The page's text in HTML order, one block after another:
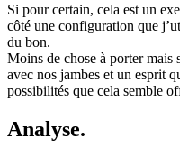
Si pour certain, cela est un
côté une configuration que
du bon.
Moins de chose à porter mais
avec nos jambes et un esprit
possibilités que cela semble
Analyse.